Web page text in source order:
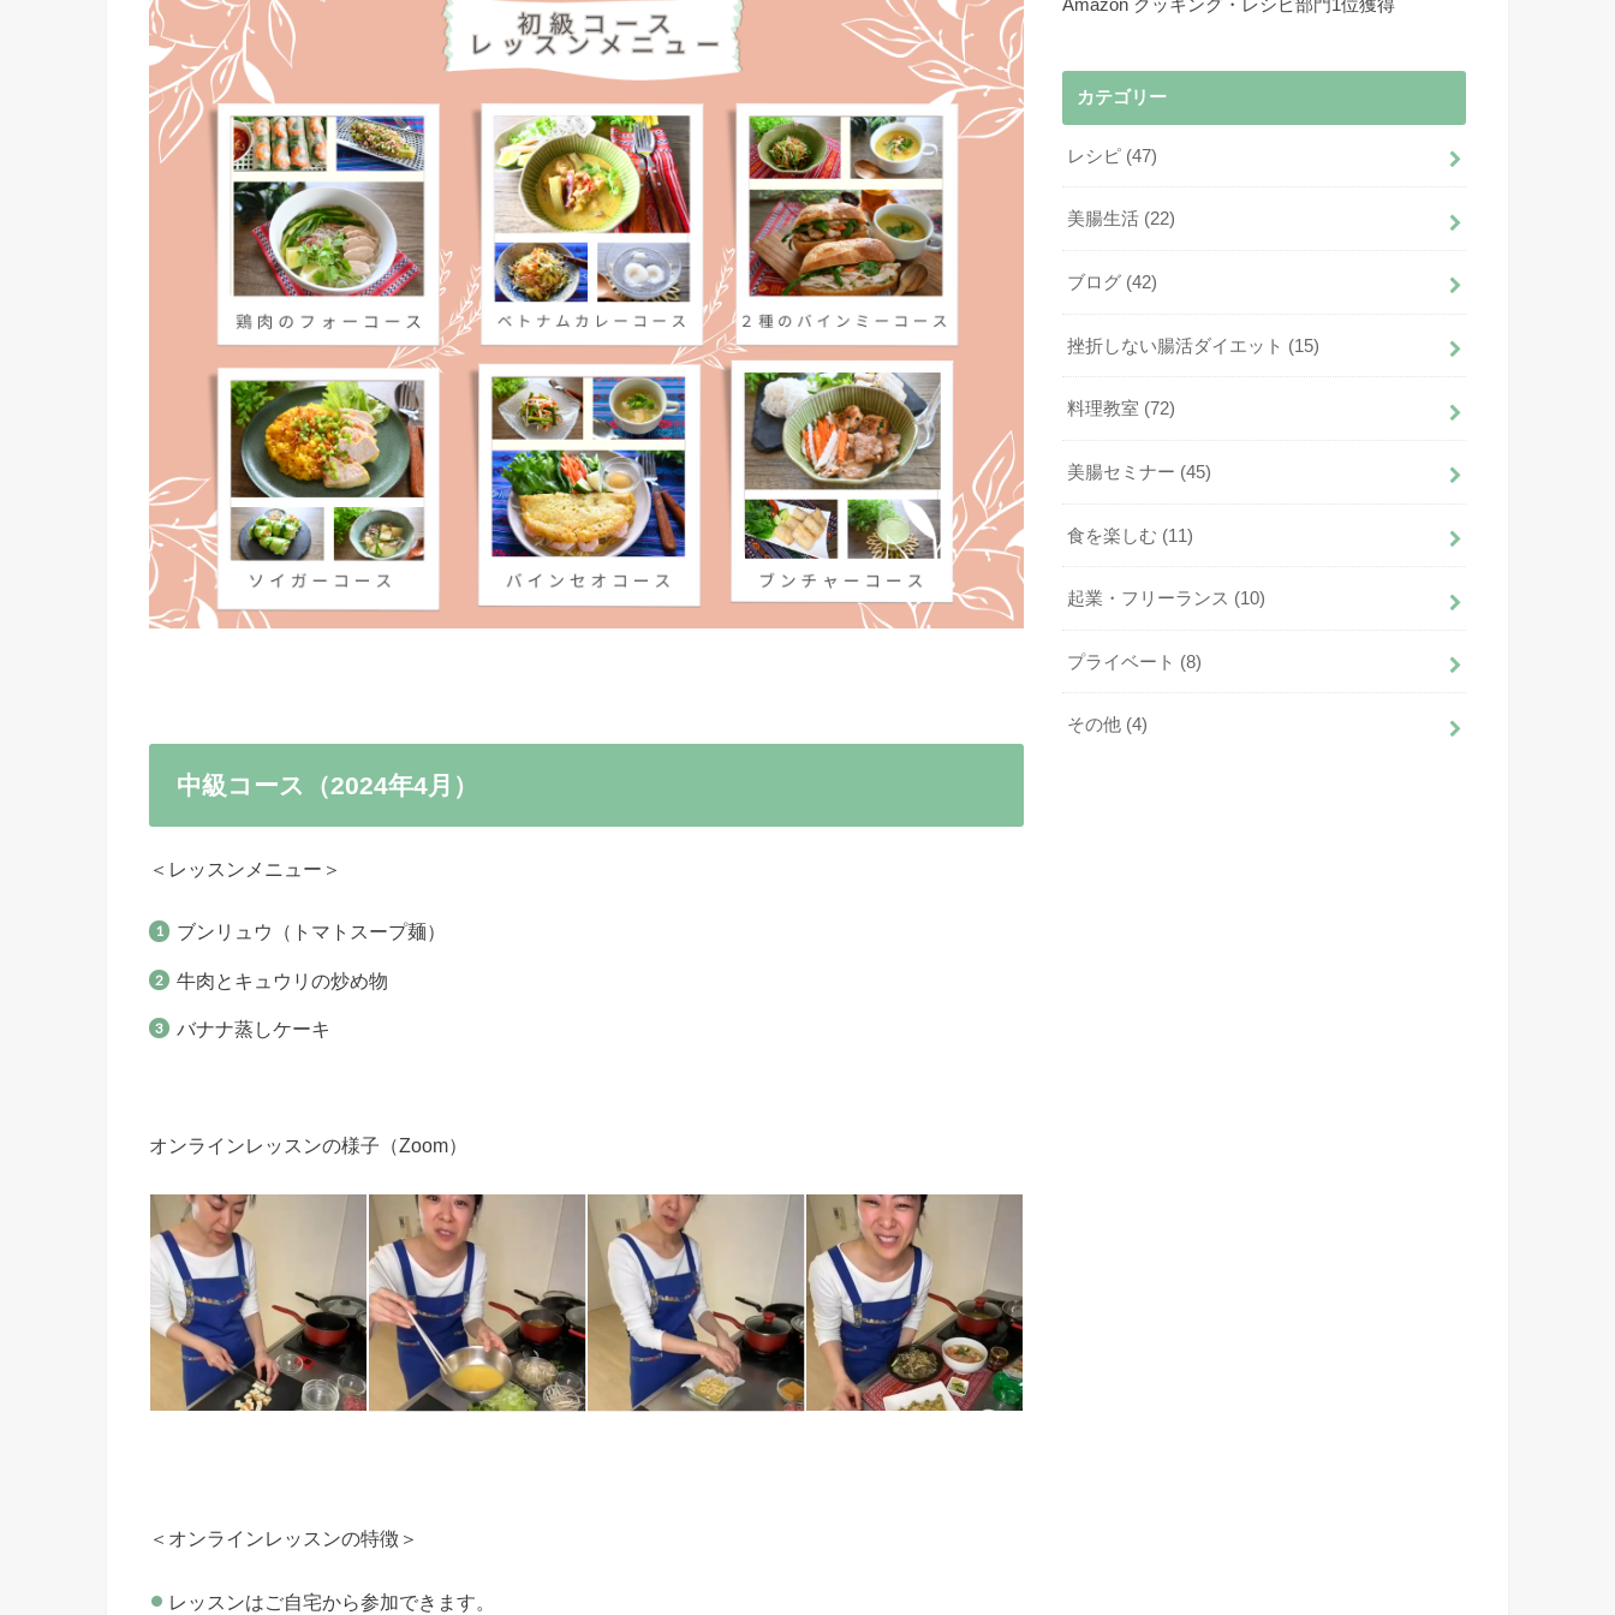
中級コース（2024年4月）
＜レッスンメニュー＞
ブンリュウ（トマトスープ麺）
牛肉とキュウリの炒め物
バナナ蒸しケーキ
オンラインレッスンの様子（Zoom）
＜オンラインレッスンの特徴＞
レッスンはご自宅から参加できます。
Amazon クッキング・レシピ部門1位獲得
カテゴリー
レシピ (47)
美腸生活 (22)
ブログ (42)
挫折しない腸活ダイエット (15)
料理教室 (72)
美腸セミナー (45)
食を楽しむ (11)
起業・フリーランス (10)
プライベート (8)
その他 (4)